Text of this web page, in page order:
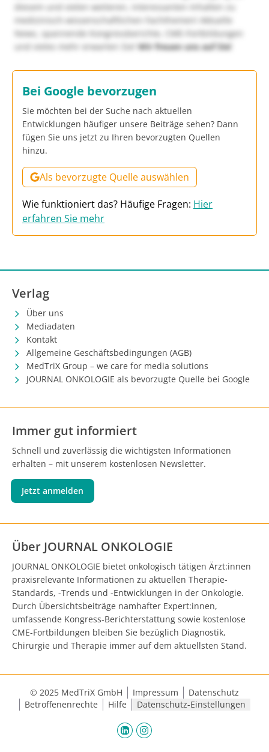
diesem und vielen weiteren, interessanten Inhalten zu
medizinisch-wissenschaftlichen Fachthemen! Aktuelle
News, spannende Kongressberichte, CME-Fortbildungen
und vieles mehr erwarten Sie!Wir freuen uns auf Sie!
Bei Google bevorzugen
Sie möchten bei der Suche nach aktuellen
Entwicklungen häufiger unsere Beiträge sehen? Dann
fügen Sie uns jetzt zu Ihren bevorzugten Quellen
hinzu.
Als bevorzugte Quelle auswählen
Wie funktioniert das? Häufige Fragen: Hier
erfahren Sie mehr
Verlag
Über uns
Mediadaten
Kontakt
Allgemeine Geschäftsbedingungen (AGB)
MedTriX Group – we care for media solutions
JOURNAL ONKOLOGIE als bevorzugte Quelle bei Google
Immer gut informiert
Schnell und zuverlässig die wichtigsten Informationen
erhalten – mit unserem kostenlosen Newsletter.
Jetzt anmelden
Über JOURNAL ONKOLOGIE
JOURNAL ONKOLOGIE bietet onkologisch tätigen Ärzt:innen
praxisrelevante Informationen zu aktuellen Therapie-
Standards, -Trends und -Entwicklungen in der Onkologie.
Durch Übersichtsbeiträge namhafter Expert:innen,
umfassende Kongress-Berichterstattung sowie kostenlose
CME-Fortbildungen bleiben Sie bezüglich Diagnostik,
Chirurgie und Therapie immer auf dem aktuellsten Stand.
© 2025 MedTriX GmbH Impressum
Datenschutz
Betroffenenrechte
Hilfe Datenschutz-Einstellungen